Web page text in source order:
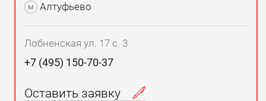
м Алтуфьево
Лобненская ул. 17 с. 3
+7 (495) 150-70-37
Оставить заявку